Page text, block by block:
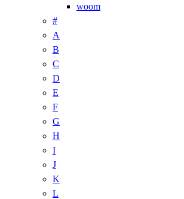
woom
#
A
B
C
D
E
F
G
H
I
J
K
L